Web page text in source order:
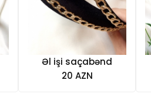
Əl işi saçabənd
20 AZN